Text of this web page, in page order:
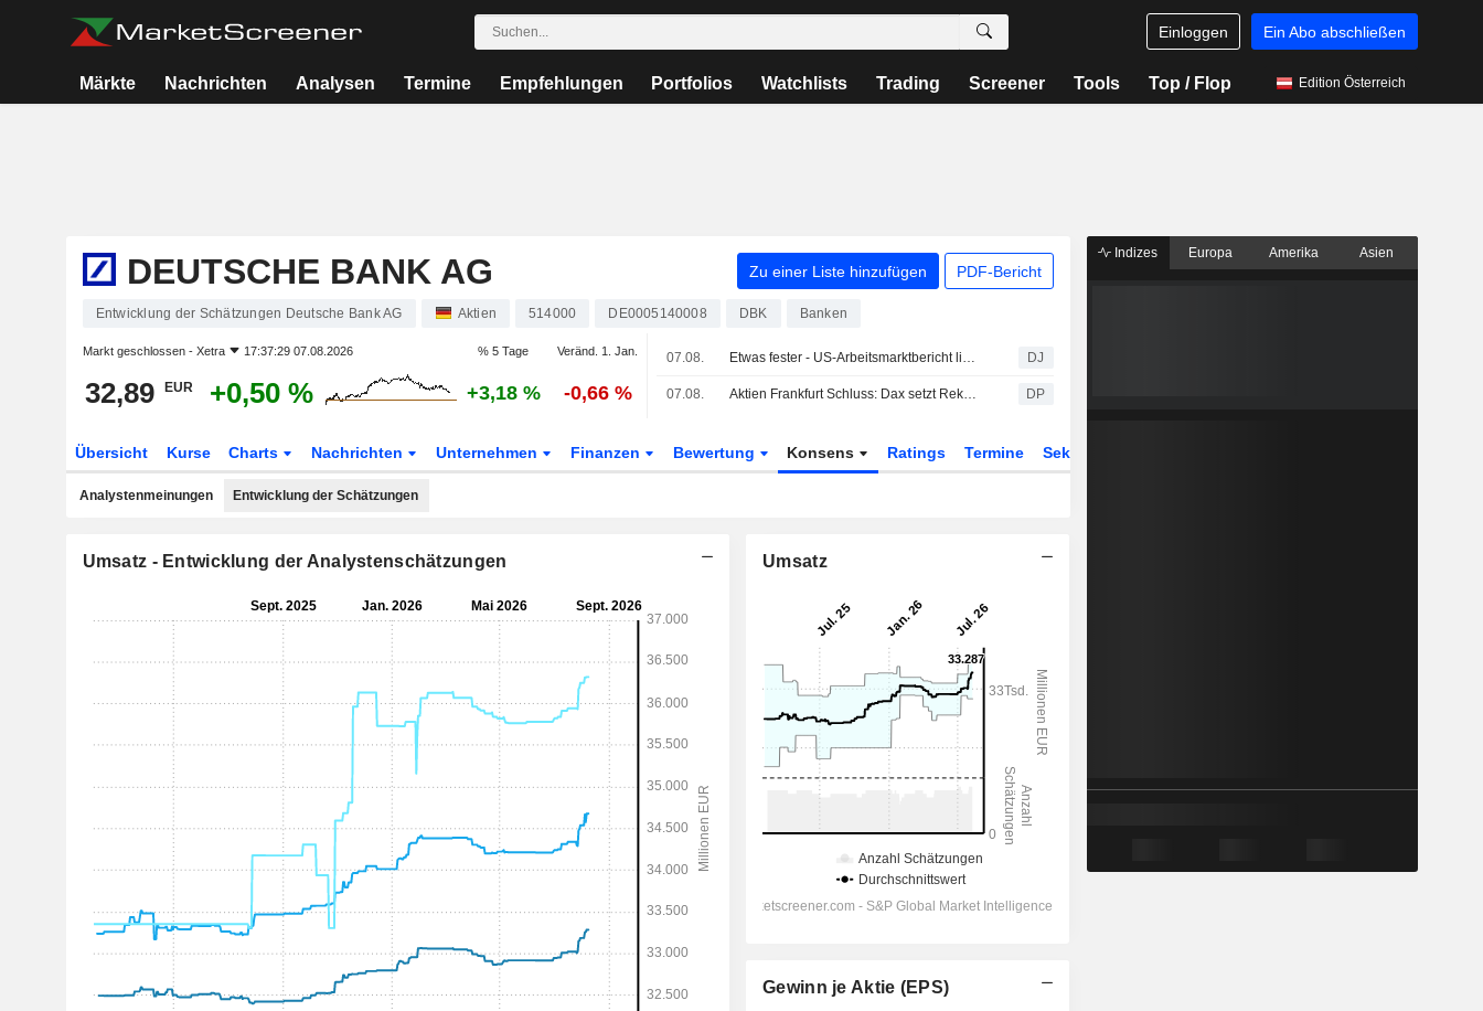
Einloggen Ein Abo abschließen
Märkte Nachrichten Analysen Termine Empfehlungen Portfolios Watchlists Trading Screener Tools Top / Flop Edition Österreich
DEUTSCHE BANK AG Zu einer Liste hinzufügen PDF-Bericht
Entwicklung der Schätzungen Deutsche Bank AG Aktien 514000 DE0005140008 DBK Banken
Markt geschlossen - Xetra 17:37:29 07.08.2026 % 5 Tage Veränd. 1. Jan.
32,89 EUR +0,50 % +3,18 % -0,66 %
07.08. Etwas fester - US-Arbeitsmarktbericht lindert Zinssorgen DJ
07.08. Aktien Frankfurt Schluss: Dax setzt Rekordrally nach US-Jobbericht fort DP
Übersicht Kurse Charts Nachrichten Unternehmen Finanzen Bewertung Konsens Ratings Termine Sektor
Analystenmeinungen Entwicklung der Schätzungen
Umsatz - Entwicklung der Analystenschätzungen Umsatz
Gewinn je Aktie (EPS)
Indizes Europa Amerika Asien